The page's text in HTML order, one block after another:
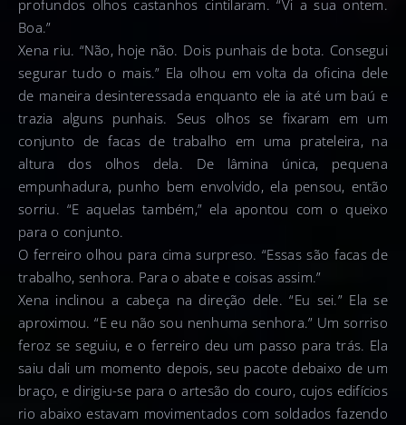
profundos olhos castanhos cintilaram. “Vi a sua ontem.
Boa.”
Xena riu. “Não, hoje não. Dois punhais de bota. Consegui
segurar tudo o mais.” Ela olhou em volta da oficina dele
de maneira desinteressada enquanto ele ia até um baú e
trazia alguns punhais. Seus olhos se fixaram em um
conjunto de facas de trabalho em uma prateleira, na
altura dos olhos dela. De lâmina única, pequena
empunhadura, punho bem envolvido, ela pensou, então
sorriu. “E aquelas também,” ela apontou com o queixo
para o conjunto.
O ferreiro olhou para cima surpreso. “Essas são facas de
trabalho, senhora. Para o abate e coisas assim.”
Xena inclinou a cabeça na direção dele. “Eu sei.” Ela se
aproximou. “E eu não sou nenhuma senhora.” Um sorriso
feroz se seguiu, e o ferreiro deu um passo para trás. Ela
saiu dali um momento depois, seu pacote debaixo de um
braço, e dirigiu-se para o artesão do couro, cujos edifícios
rio abaixo estavam movimentados com soldados fazendo